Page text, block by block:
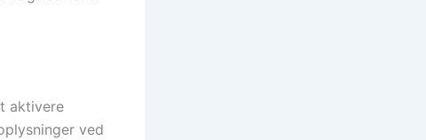
aktivere
ved